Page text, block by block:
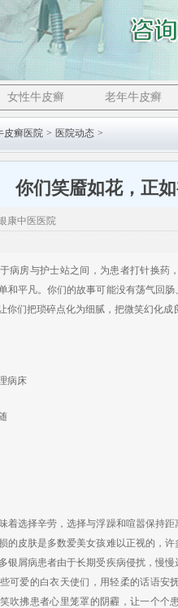
女性牛皮癣 老年牛皮癣
皮癣医院 > 医院动态 >
你们笑靥如花，正
康中医医院
房与护士站之间，为患者打针换药
和平凡。你们的故事可能没有荡气回
你们把琐碎点化为细腻，把微笑幻化成
病床
选择辛劳，选择与浮躁和喧嚣保持距
的皮肤是多数爱美女孩难以正视的，
银屑病患者由于长期受疾病侵扰，慢
可爱的白衣天使们，用轻柔的话语安
吹拂患者心里笼罩的阴霾，让一个个